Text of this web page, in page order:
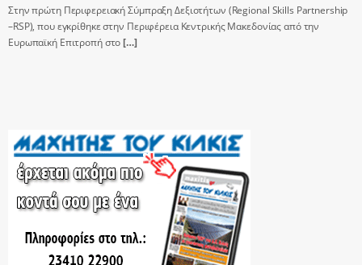
Στην πρώτη Περιφερειακή Σύμπραξη Δεξιοτήτων (Regional Skills Partnership
–RSP), που εγκρίθηκε στην Περιφέρεια Κεντρικής Μακεδονίας από την
Ευρωπαϊκή Επιτροπή στο[…]